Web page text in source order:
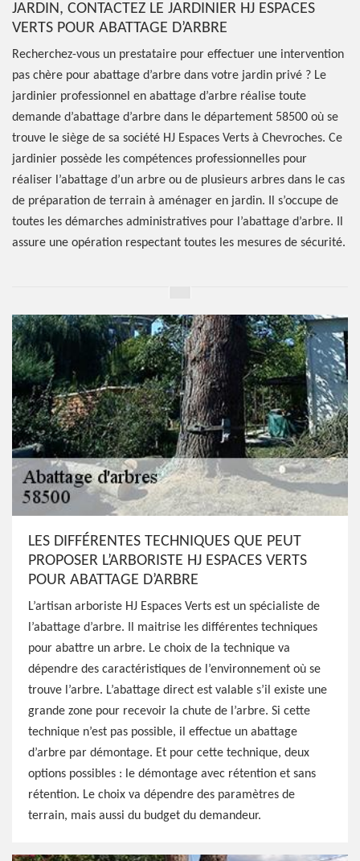
JARDIN, CONTACTEZ LE JARDINIER HJ ESPACES
VERTS POUR ABATTAGE D’ARBRE
Recherchez-vous un prestataire pour effectuer une intervention
pas chère pour abattage d’arbre dans votre jardin privé ? Le
jardinier professionnel en abattage d’arbre réalise toute
demande d’abattage d’arbre dans le département 58500 où se
trouve le siège de sa société HJ Espaces Verts à Chevroches. Ce
jardinier possède les compétences professionnelles pour
réaliser l’abattage d’un arbre ou de plusieurs arbres dans le cas
de préparation de terrain à aménager en jardin. Il s’occupe de
toutes les démarches administratives pour l’abattage d’arbre. Il
assure une opération respectant toutes les mesures de sécurité.
LES DIFFÉRENTES TECHNIQUES QUE PEUT
PROPOSER L’ARBORISTE HJ ESPACES VERTS
POUR ABATTAGE D’ARBRE
L’artisan arboriste HJ Espaces Verts est un spécialiste de
l’abattage d’arbre. Il maitrise les différentes techniques
pour abattre un arbre. Le choix de la technique va
dépendre des caractéristiques de l’environnement où se
trouve l’arbre. L’abattage direct est valable s’il existe une
grande zone pour recevoir la chute de l’arbre. Si cette
technique n’est pas possible, il effectue un abattage
d’arbre par démontage. Et pour cette technique, deux
options possibles : le démontage avec rétention et sans
rétention. Le choix va dépendre des paramètres de
terrain, mais aussi du budget du demandeur.